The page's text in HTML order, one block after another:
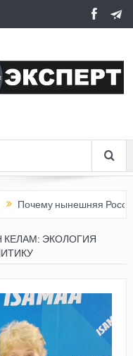
нынешняя Россия стала
КЕЛАМ: ЭКОЛОГИЯ